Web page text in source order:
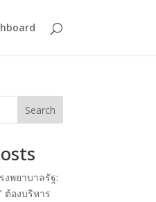
Search
งพยาบาลรัฐ:
ต้องบริหาร